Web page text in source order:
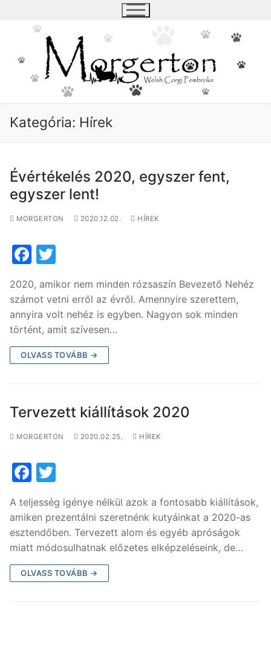
tartalomra
Kategória: Hírek
Évértékelés 2020, egyszer fent,
egyszer lent!
MORGERTON 2020.12.02. HÍREK
F
c
e
b
o
o
itt
er
2020, amikor nem minden rózsaszín Bevezető Nehéz
számot vetni erről az évről. Amennyire szerettem,
annyira volt nehéz is egyben. Nagyon sok minden
történt, amit szívesen…
OLVASS TOVÁBB →
Tervezett kiállítások 2020
MORGERTON 2020.02.25. HÍREK
F
c
e
b
o
o
itt
er
A teljesség igénye nélkül azok a fontosabb kiállítások,
amiken prezentálni szeretnénk kutyáinkat a 2020-as
esztendőben. Tervezett alom és egyéb apróságok
miatt módosulhatnak előzetes elképzeléseink, de…
OLVASS TOVÁBB →